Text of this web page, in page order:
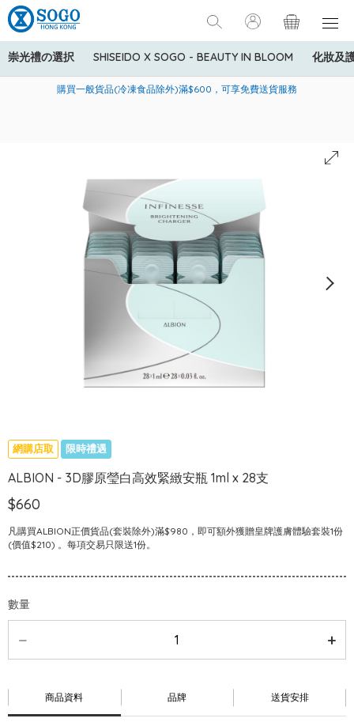
崇光禮の選択 SHISEIDO X SOGO - BEAUTY IN BLOOM 化妝及
美國運通Explorer®信用卡會員購物禮遇：高達5%簽賬回贈！
購買一般貨品(冷凍食品除外)滿$600，可享免費送貨服務
寄送中國內地服務只適用於指定商品，若訂單金額少於HK$600(折
網購店取 限時禮遇
ALBION - 3D膠原瑩白高效緊緻安瓶 1ml x 28支
$660
凡購買ALBION正價貨品(套裝除外)滿$980，即可額外獲贈皇牌護膚體驗套裝1份
(價值$210) 。每項交易只限送1份。
數量
商品資料 品牌 送貨安排